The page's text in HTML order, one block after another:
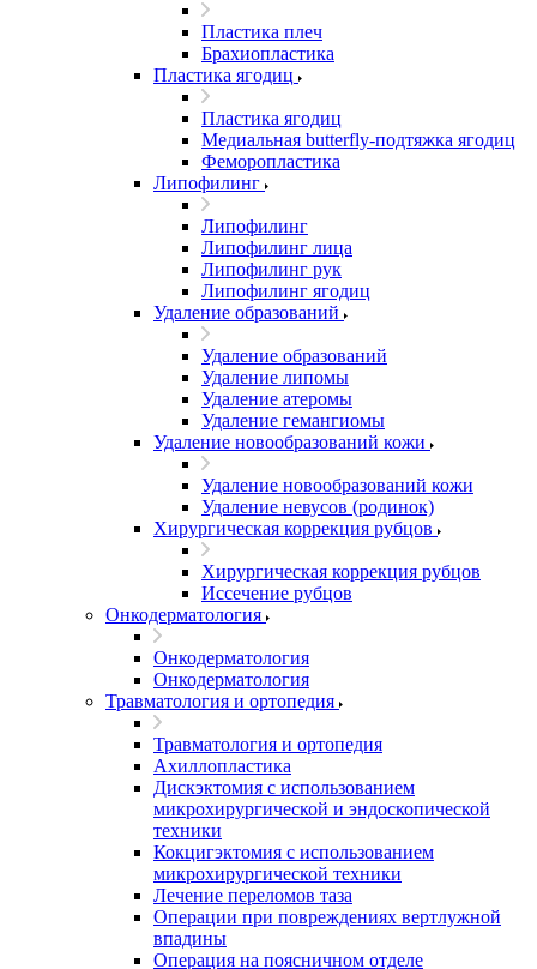
Пластика плеч
Брахиопластика
Пластика ягодиц
Пластика ягодиц
Медиальная butterfly-подтяжка ягодиц
Феморопластика
Липофилинг
Липофилинг
Липофилинг лица
Липофилинг рук
Липофилинг ягодиц
Удаление образований
Удаление образований
Удаление липомы
Удаление атеромы
Удаление гемангиомы
Удаление новообразований кожи
Удаление новообразований кожи
Удаление невусов (родинок)
Хирургическая коррекция рубцов
Хирургическая коррекция рубцов
Иссечение рубцов
Онкодерматология
Онкодерматология
Онкодерматология
Травматология и ортопедия
Травматология и ортопедия
Ахиллопластика
Дискэктомия с использованием
микрохирургической и эндоскопической
техники
Кокцигэктомия с использованием
микрохирургической техники
Лечение переломов таза
Операции при повреждениях вертлужной
впадины
Операция на поясничном отделе